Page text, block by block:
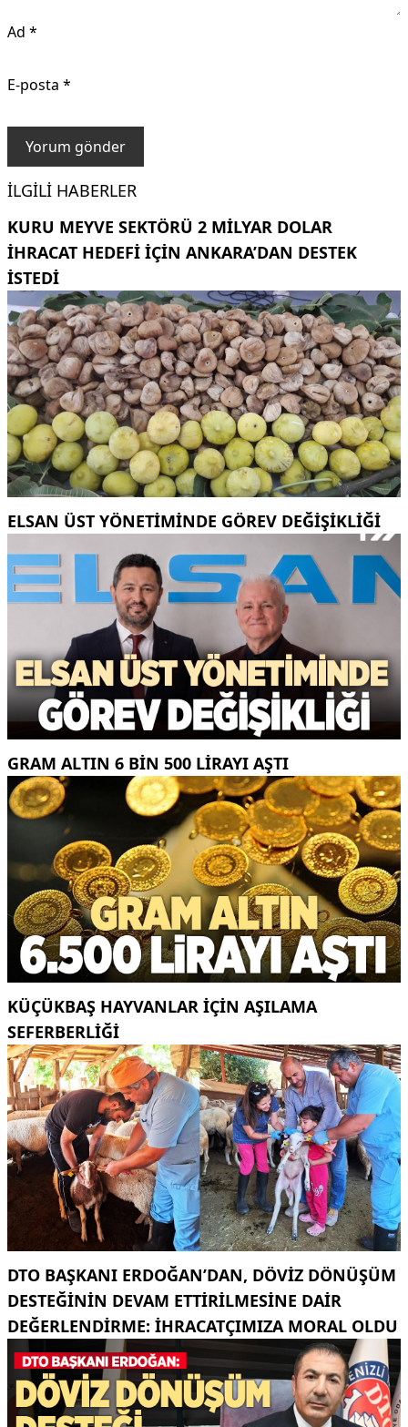
Ad *
E-posta *
İLGILI HABERLER
KURU MEYVE SEKTÖRÜ 2 MILYAR DOLAR
IHRACAT HEDEFI IÇIN ANKARA’DAN DESTEK
ISTEDI
ELSAN ÜST YÖNETIMINDE GÖREV DEĞIŞIKLIĞI
GRAM ALTIN 6 BIN 500 LIRAYI AŞTI
KÜÇÜKBAŞ HAYVANLAR İÇİN AŞILAMA
SEFERBERLİĞİ
DTO BAŞKANI ERDOĞAN’DAN, DÖVIZ DÖNÜŞÜM
DESTEĞININ DEVAM ETTIRILMESINE DAIR
DEĞERLENDIRME: İHRACATÇIMIZA MORAL OLDU